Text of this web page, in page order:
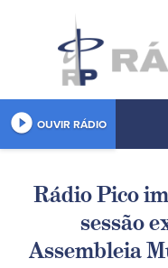
play_circle_filled OUVIR RÁDIO
Rádio Pico
sessão
Assembleia